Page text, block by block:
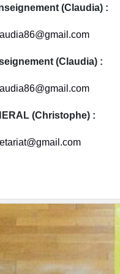
(Claudia) :
(Claudia) :
(Christophe) :